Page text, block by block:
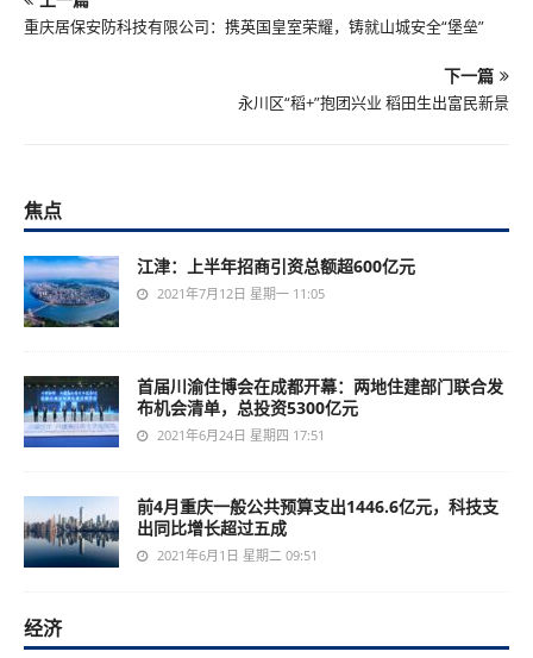
重庆居保安防科技有限公司：携英国皇室荣耀，铸就山城安全“堡垒”
下一篇
永川区“稻+”抱团兴业 稻田生出富民新景
焦点
江津：上半年招商引资总额超600亿元
2021年7月12日 星期一 11:05
首届川渝住博会在成都开幕：两地住建部门联合发
布机会清单，总投资5300亿元
2021年6月24日 星期四 17:51
前4月重庆一般公共预算支出1446.6亿元，科技支
出同比增长超过五成
2021年6月1日 星期二 09:51
经济